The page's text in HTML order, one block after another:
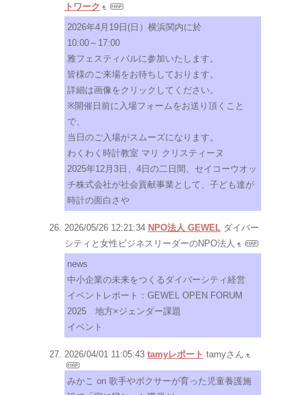
トワーク
2026年4月19日(日）横浜関内に於
10:00～17:00
雅フェスティバルに参加いたします。
皆様のご来場をお待ちしております。
詳細は画像をクリックしてください。
※開催日前に入場フォームをお送り頂くこと
で、
当日のご入場がスムーズになります。
わくわく時計教室 マリ クリスティーヌ
2025年12月3日、4日の二日間、セイコーウオッ
チ株式会社が社会貢献事業として、子ども達が
時計の面白さや
2026/05/26 12:21:34 NPO法人 GEWEL ダイバー
シティと女性ビジネスリーダーのNPO法人
news
中小企業の未来をつくるダイバーシティ経営
イベントレポート：GEWEL OPEN FORUM
2025 地方×ジェンダー課題
イベント
2026/04/01 11:05:43 tamyレポート tamyさん
みかこ on 歌手やボクサーが育った児童養護施